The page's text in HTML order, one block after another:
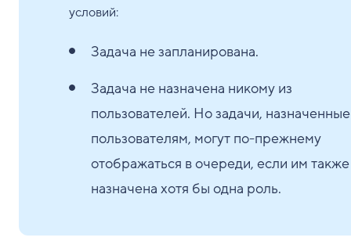
условий:
Задача не запланирована.
Задача не назначена никому из
пользователей. Но задачи, назначенные
пользователям, могут по-прежнему
отображаться в очереди, если им также
назначена хотя бы одна роль.